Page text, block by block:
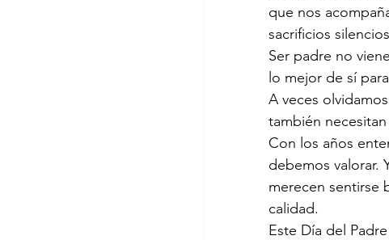
que nos
sacrificios
Ser padre no
lo mejor de sí
A veces
también
Con los años
debemos valorar.
merecen sentirse
calidad.
Este Día del